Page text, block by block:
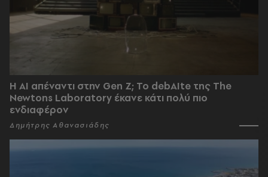
Η AI απέναντι στην Gen Z; Το debAIte της The
Newtons Laboratory έκανε κάτι πολύ πιο
ενδιαφέρον
Δημήτρης Αθανασιάδης